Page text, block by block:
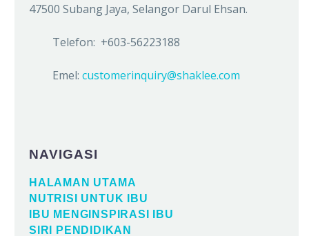
47500 Subang Jaya, Selangor Darul Ehsan.
Telefon: +603-56223188
Emel: customerinquiry@shaklee.com
NAVIGASI
HALAMAN UTAMA
NUTRISI UNTUK IBU
IBU MENGINSPIRASI IBU
SIRI PENDIDIKAN